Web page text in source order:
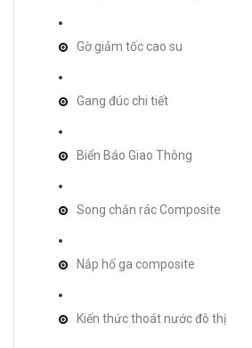
Gờ giảm tốc cao su
Gang đúc chi tiết
Biển Báo Giao Thông
Song chắn rác Composite
Nắp hố ga composite
Kiến thức thoát nước đô thị